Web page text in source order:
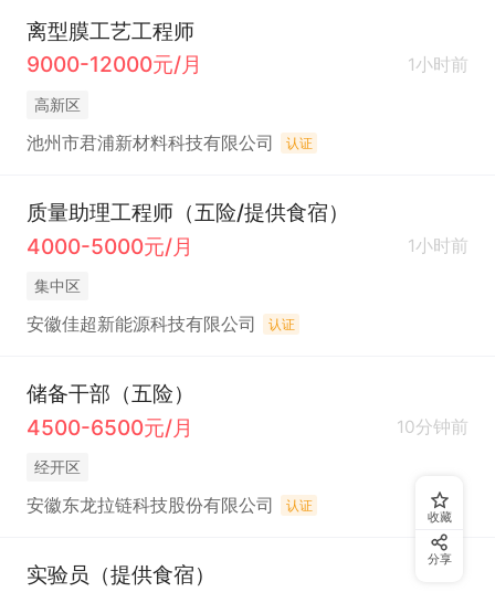
离型膜工艺工程师
9000-12000元/月
1小时前
高新区
池州市君浦新材料科技有限公司 认证
质量助理工程师（五险/提供食宿）
4000-5000元/月
1小时前
集中区
安徽佳超新能源科技有限公司 认证
储备干部（五险）
4500-6500元/月
10分钟前
经开区
安徽东龙拉链科技股份有限公司 认证
实验员（提供食宿）
收藏
分享